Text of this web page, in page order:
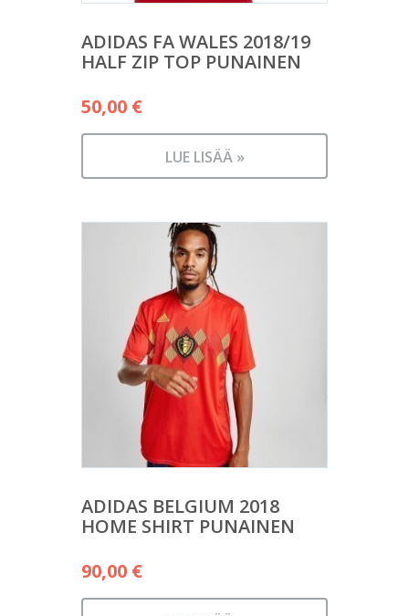
ADIDAS FA WALES 2018/19
HALF ZIP TOP PUNAINEN
50,00 €
LUE LISÄÄ »
ADIDAS BELGIUM 2018
HOME SHIRT PUNAINEN
90,00 €